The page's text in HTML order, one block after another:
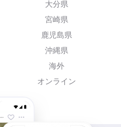
大分県
宮崎県
鹿児島県
沖縄県
海外
オンライン